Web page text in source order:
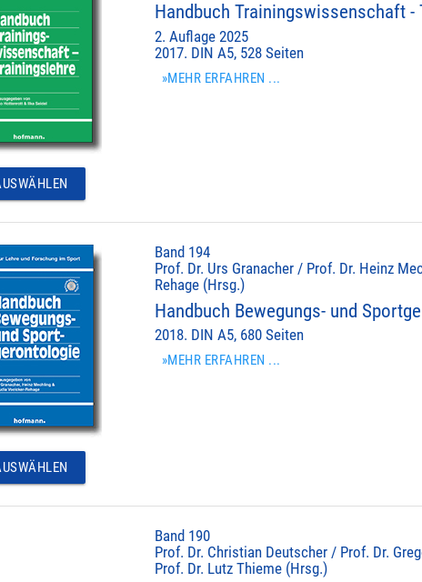
Handbuch Trainingswissenschaft -
2. Auflage 2025
2017. DIN A5, 528 Seiten
»MEHR ERFAHREN ...
Band 194
Prof. Dr. Urs Granacher / Prof. Dr. Heinz
Rehage (Hrsg.)
Handbuch Bewegungs- und
2018. DIN A5, 680 Seiten
»MEHR ERFAHREN ...
Band 190
Prof. Dr. Christian Deutscher / Prof. Dr.
Prof. Dr. Lutz Thieme (Hrsg.)